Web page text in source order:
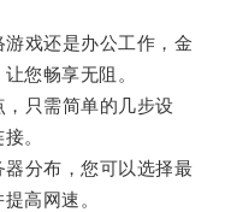
戏还是办公工作，金
您畅享无阻。
只需简单的几步设
。
分布，您可以选择最
高网速。